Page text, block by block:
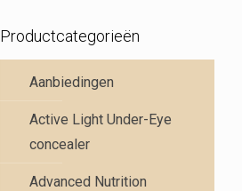
Productcategorieën
Aanbiedingen
Active Light Under-Eye
concealer
Advanced Nutrition